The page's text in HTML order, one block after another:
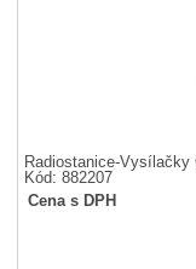
Radiostanice-
Kód: 882207
Cena s DPH